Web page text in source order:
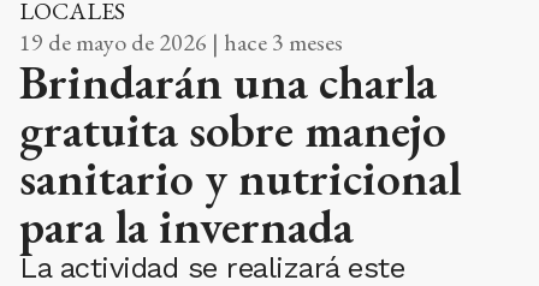
LOCALES
19 de mayo de 2026 | hace 3 meses
Brindarán una charla
gratuita sobre manejo
sanitario y nutricional
para la invernada
La actividad se realizará este